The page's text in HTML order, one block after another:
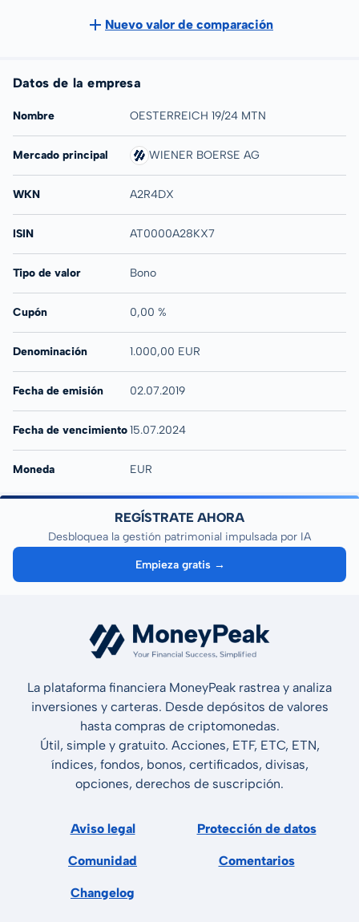
Nuevo valor de comparación
Datos de la empresa
Nombre OESTERREICH 19/24 MTN
Mercado principal WIENER BOERSE AG
WKN A2R4DX
ISIN AT0000A28KX7
Tipo de valor Bono
Cupón 0,00 %
Denominación 1.000,00 EUR
Fecha de emisión 02.07.2019
Fecha de vencimiento15.07.2024
Moneda EUR
REGÍSTRATE AHORA
Desbloquea la gestión patrimonial impulsada por IA
Empieza gratis →
La plataforma financiera MoneyPeak rastrea y analiza
inversiones y carteras. Desde depósitos de valores
hasta compras de criptomonedas.
Útil, simple y gratuito. Acciones, ETF, ETC, ETN,
índices, fondos, bonos, certificados, divisas,
opciones, derechos de suscripción.
Aviso legal Protección de datos
Comunidad Comentarios
Changelog